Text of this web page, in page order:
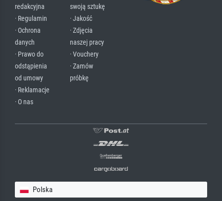
redakcyjna
· Regulamin
· Ochrona
danych
· Prawo do
odstąpienia
od umowy
· Reklamacje
· O nas
swoją sztukę
· Jakość
· Zdjęcia
naszej pracy
· Vouchery
· Zamów
próbkę
Polska